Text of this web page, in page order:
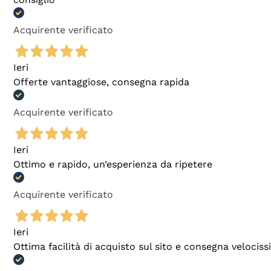
Acquirente verificato
Ieri
Offerte vantaggiose, consegna rapida
Acquirente verificato
Ieri
Ottimo e rapido, un’esperienza da ripetere
Acquirente verificato
Ieri
Ottima facilità di acquisto sul sito e consegna